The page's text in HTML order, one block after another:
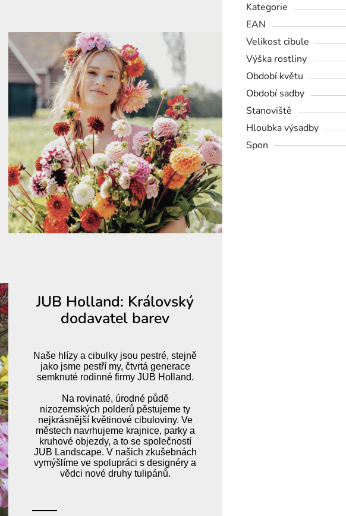
JUB Holland: Královský
dodavatel barev
Naše hlízy a cibulky jsou pestré, stejně
jako jsme pestří my, čtvrtá generace
semknuté rodinné firmy JUB Holland.
Na rovinaté, úrodné půdě
nizozemských polderů pěstujeme ty
nejkrásnější květinové cibuloviny. Ve
městech navrhujeme krajnice, parky a
kruhové objezdy, a to se společností
JUB Landscape. V našich zkušebnách
vymýšlíme ve spolupráci s designéry a
vědci nové druhy tulipánů.
Kategorie
EAN
Velikost cibule
Výška rostliny
Období květu
Období sadby
Stanoviště
Hloubka výsadby
Spon